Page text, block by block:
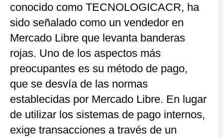
conocido como TECNOLOGICACR, ha
sido señalado como un vendedor en
Mercado Libre que levanta banderas
rojas. Uno de los aspectos más
preocupantes es su método de pago,
que se desvía de las normas
establecidas por Mercado Libre. En lugar
de utilizar los sistemas de pago internos,
exige transacciones a través de un